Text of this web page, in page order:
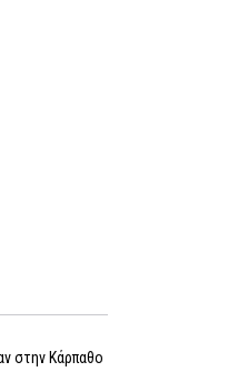
στην Κάρπαθο